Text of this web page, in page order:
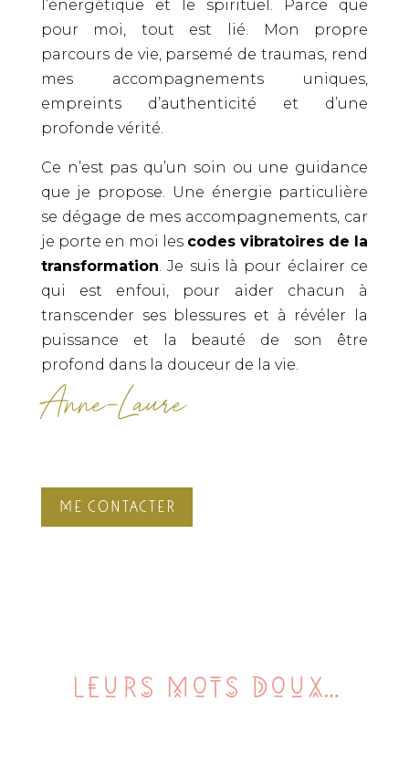
l’énergétique et le spirituel. Parce que
pour moi, tout est lié. Mon propre
parcours de vie, parsemé de traumas, rend
mes accompagnements uniques,
empreints d’authenticité et d’une
profonde vérité.
Ce n’est pas qu’un soin ou une guidance
que je propose. Une énergie particulière
se dégage de mes accompagnements, car
je porte en moi les codes vibratoires de la
transformation . Je suis là pour éclairer ce
qui est enfoui, pour aider chacun à
transcender ses blessures et à révéler la
puissance et la beauté de son être
profond dans la douceur de la vie.
Anne-Laure
ME CONTACTER
Leurs mots doux…